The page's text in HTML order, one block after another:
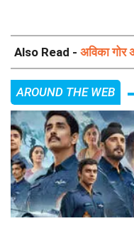
Also Read - अविका गोर
AROUND THE WEB